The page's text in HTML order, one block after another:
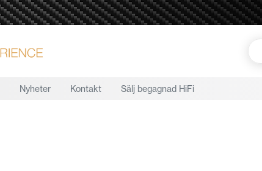
Nyheter Kontakt Sälj begagnad HiFi